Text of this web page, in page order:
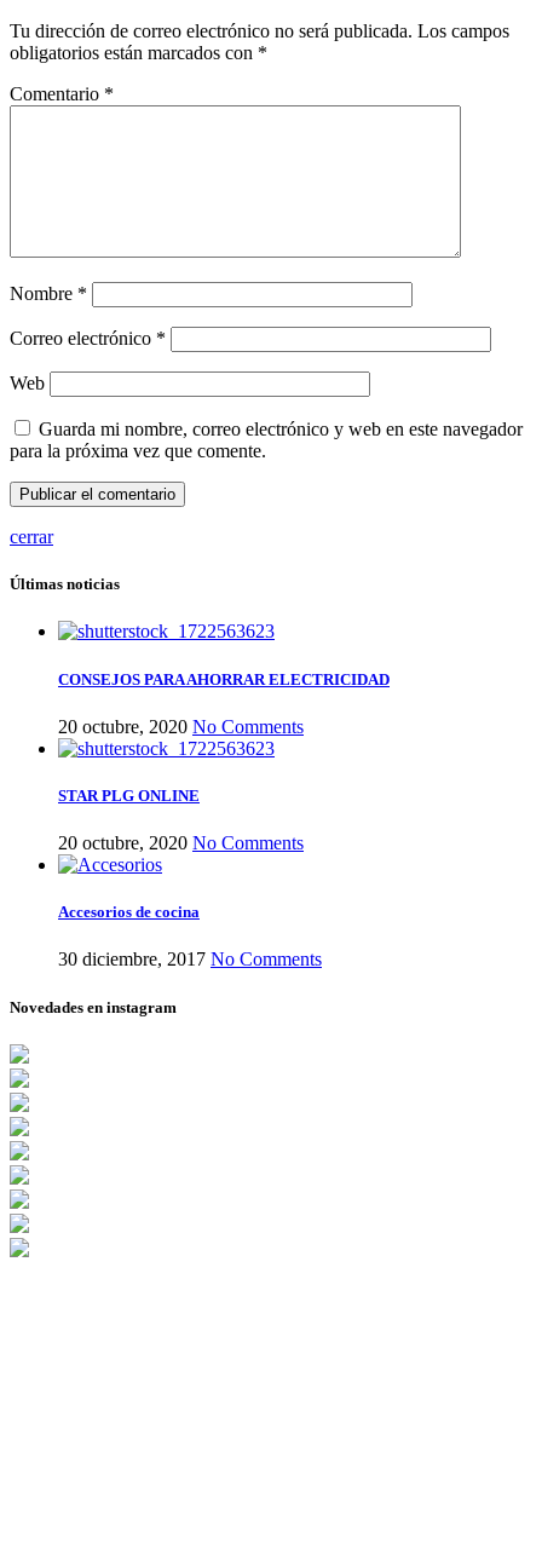
Tu dirección de correo electrónico no será publicada. Los campos
obligatorios están marcados con *
Comentario *
Nombre *
Correo electrónico *
Web
Guarda mi nombre, correo electrónico y web en este navegador
para la próxima vez que comente.
cerrar
Últimas noticias
CONSEJOS PARA AHORRAR ELECTRICIDAD
20 octubre, 2020 No Comments
STAR PLG ONLINE
20 octubre, 2020 No Comments
Accesorios de cocina
30 diciembre, 2017 No Comments
Novedades en instagram